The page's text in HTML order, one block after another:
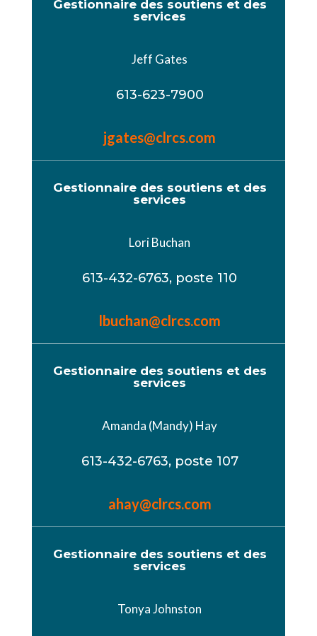
Gestionnaire des soutiens et des
services
Jeff Gates
613-623-7900
jgates@clrcs.com
Gestionnaire des soutiens et des
services
Lori Buchan
613-432-6763, poste 110
lbuchan@clrcs.com
Gestionnaire des soutiens et des
services
Amanda (Mandy) Hay
613-432-6763, poste 107
ahay@clrcs.com
Gestionnaire des soutiens et des
services
Tonya Johnston